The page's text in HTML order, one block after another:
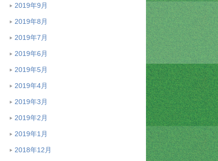
2019年9月
2019年8月
2019年7月
2019年6月
2019年5月
2019年4月
2019年3月
2019年2月
2019年1月
2018年12月